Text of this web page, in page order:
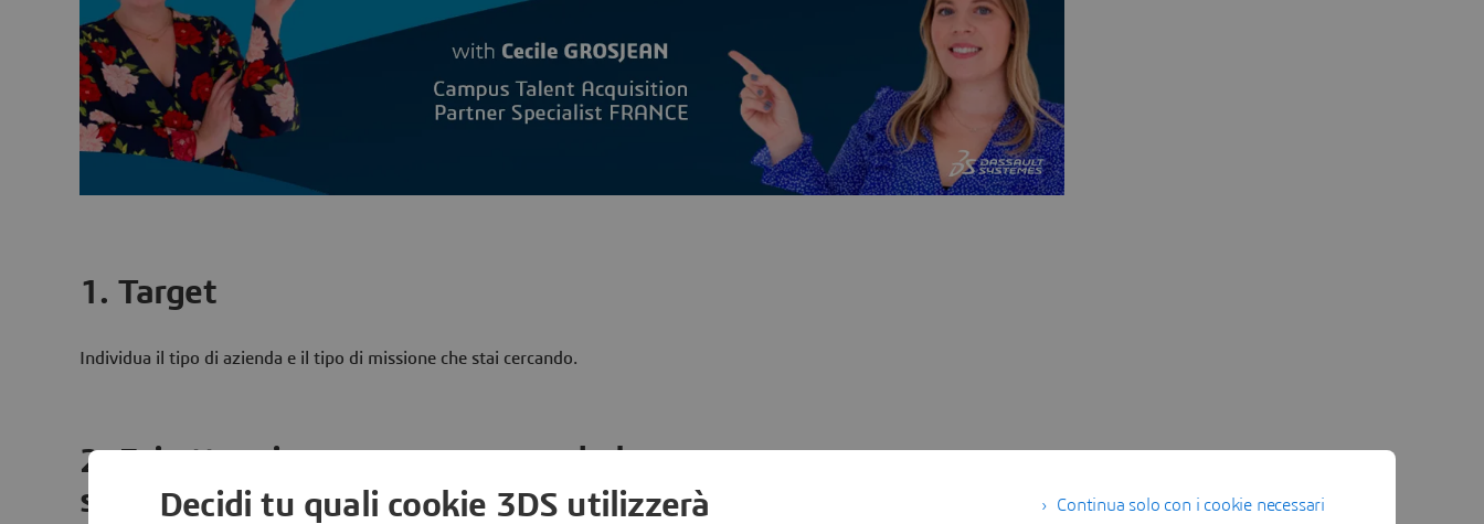
1. Target
Individua il tipo di azienda e il tipo di missione che stai cercando.
2. Fai attenzione a come e quando le
società selezionano
Continua solo con i cookie necessari
Decidi tu quali cookie 3DS utilizzerà